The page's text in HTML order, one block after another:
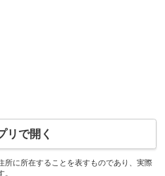
リで開く
に所在することを表すものであり、実際